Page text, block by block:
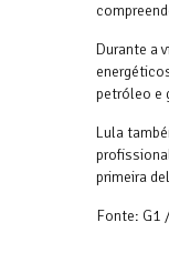
Durante a
petróleo e
Lula
primeira
Fonte: G1